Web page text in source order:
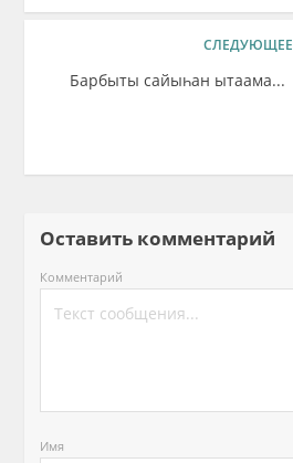
СЛЕДУЮЩЕЕ
Барбыты сайыһан ытаама...
Оставить комментарий
Комментарий
Имя